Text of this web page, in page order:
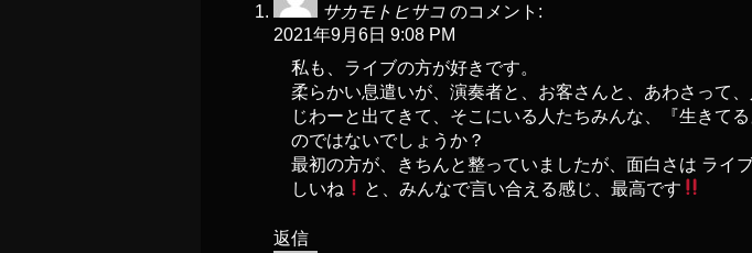
サカモトヒサコ のコメント:
2021年9月6日 9:08 PM
私も、ライブの方が好きです。
柔らかい息遣いが、演奏者と、お客さんと、あわさって
じわーと出てきて、そこにいる人たちみんな、『生きて
のではないでしょうか？
最初の方が、きちんと整っていましたが、面白さは ライ
しいね
と、みんなで言い合える感じ、最高です
返信